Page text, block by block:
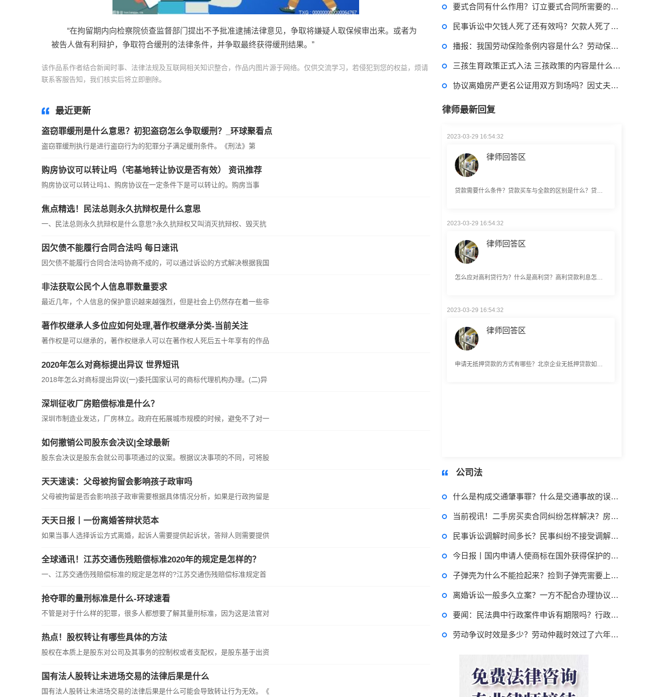
“在拘留期内向检察院侦查监督部门提出不予批准逮捕法律意见，争取将嫌疑人取保候审出来。或者为
被告人做有利辩护，争取符合缓刑的法律条件，并争取最终获得缓刑结果。”
该作品系作者结合新闻时事、法律法规及互联网相关知识整合，作品内图片源于网络。仅供交流学习，若侵犯到您的权益，烦请
联系客服告知，我们核实后将立即删除。
最近更新
盗窃罪缓刑是什么意思？初犯盗窃怎么争取缓刑？_环球聚看点
盗窃罪缓刑执行是进行盗窃行为的犯罪分子满足缓刑条件。《刑法》第
购房协议可以转让吗（宅基地转让协议是否有效） 资讯推荐
购房协议可以转让吗1、购房协议在一定条件下是可以转让的。购房当事
焦点精选！民法总则永久抗辩权是什么意思
一、民法总则永久抗辩权是什么意思?永久抗辩权又叫消灭抗辩权、毁灭抗
因欠债不能履行合同合法吗 每日速讯
因欠债不能履行合同合法吗协商不成的，可以通过诉讼的方式解决根据我国
非法获取公民个人信息罪数量要求
最近几年，个人信息的保护意识越来越强烈，但是社会上仍然存在着一些非
著作权继承人多位应如何处理,著作权继承分类-当前关注
著作权是可以继承的，著作权继承人可以在著作权人死后五十年享有的作品
2020年怎么对商标提出异议 世界短讯
2018年怎么对商标提出异议(一)委托国家认可的商标代理机构办理。(二)异
深圳征收厂房赔偿标准是什么？
深圳市制造业发达，厂房林立。政府在拓展城市规模的时候，避免不了对一
如何撤销公司股东会决议|全球最新
股东会决议是股东会就公司事项通过的议案。根据议决事项的不同，可将股
天天速读：父母被拘留会影响孩子政审吗
父母被拘留是否会影响孩子政审需要根据具体情况分析，如果是行政拘留是
天天日报丨一份离婚答辩状范本
如果当事人选择诉讼方式离婚，起诉人需要提供起诉状，答辩人则需要提供
全球通讯！江苏交通伤残赔偿标准2020年的规定是怎样的？
一、江苏交通伤残赔偿标准的规定是怎样的?江苏交通伤残赔偿标准规定首
抢夺罪的量刑标准是什么-环球速看
不管是对于什么样的犯罪，很多人都想要了解其量刑标准，因为这是法官对
热点！股权转让有哪些具体的方法
股权在本质上是股东对公司及其事务的控制权或者支配权，是股东基于出资
国有法人股转让未进场交易的法律后果是什么
国有法人股转让未进场交易的法律后果是什么可能会导致转让行为无效。《
要式合同有什么作用？订立要式合同所需要的条件
民事诉讼中欠钱人死了还有效吗？欠款人死了起诉状怎么写？
播报：我国劳动保险条例内容是什么？劳动保险需在多少天内购买？
三孩生育政策正式入法 三孩政策的内容是什么？积极响应三孩政策内容是什么？
协议离婚房产更名公证用双方到场吗？因丈夫出轨分居后与他人同居还能获得损害赔偿吗？-当前观点
律师最新回复
2023-03-29 16:54:32
律师回答区
小额贷款如何贷？小额贷款不还最终有什么后果？工行个人小额贷款的条件是什么？
律师回答区
律师回答区
律师回答区
小额贷款如何贷？小额贷款不还最终有什么后果？工行个人小额贷款的条件是什么？
2023-03-29 16:54:32
律师回答区
公司法
什么是构成交通肇事罪？什么是交通事故的误工费？_通讯
当前视讯！二手房买卖合同纠纷怎样解决？房东不配合过户怎么办？
民事诉讼调解时间多长？民事纠纷不接受调解怎么办？-今日热搜
今日报丨国内申请人使商标在国外获得保护的途径有哪些？海外商标注册有哪点好处？
子弹壳为什么不能捡起来？捡到子弹壳需要上交吗？ 世界速递
离婚诉讼一般多久立案？一方不配合办理协议离婚怎么办理？_最资讯
要闻：民法典中行政案件申诉有期限吗？行政诉讼法的效力范围有哪些？
劳动争议时效是多少？劳动仲裁时效过了六年怎么办？